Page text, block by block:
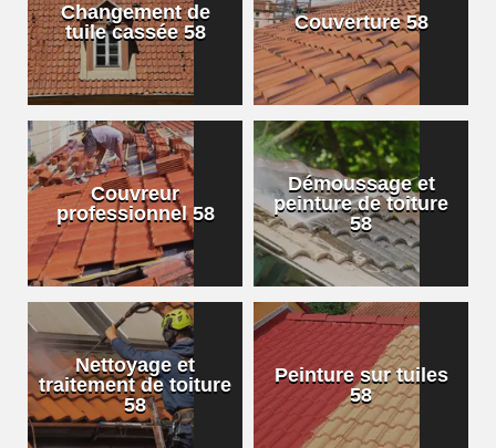
Changement de
tuile cassée 58
Couverture 58
Couvreur
professionnel 58
Démoussage et
peinture de toiture
58
Nettoyage et
traitement de toiture
58
Peinture sur tuiles
58